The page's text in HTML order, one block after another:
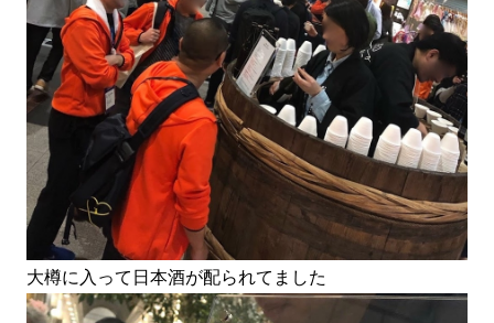
大樽に入って日本酒が配られてました